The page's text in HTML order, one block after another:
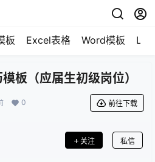
板 Excel表格 Word模板
板（应届生初级岗位）
0 前往下载
关注 私信